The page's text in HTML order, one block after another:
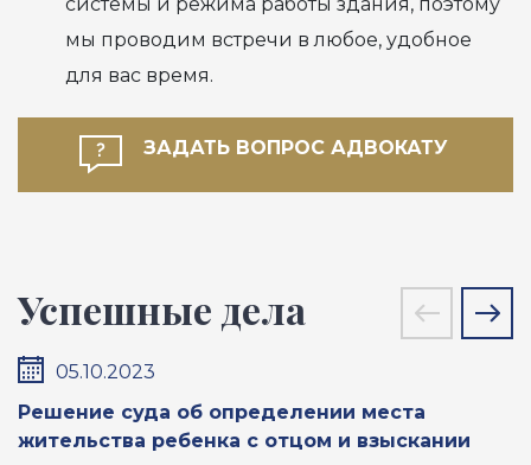
мы проводим встречи в любое, удобное
для вас время.
ЗАДАТЬ ВОПРОС АДВОКАТУ
Успешные дела
05.10.2023
Решение суда об определении места
жительства ребенка с отцом и взыскании